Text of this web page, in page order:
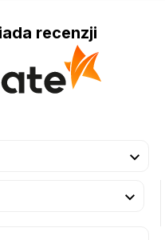
recenzji

